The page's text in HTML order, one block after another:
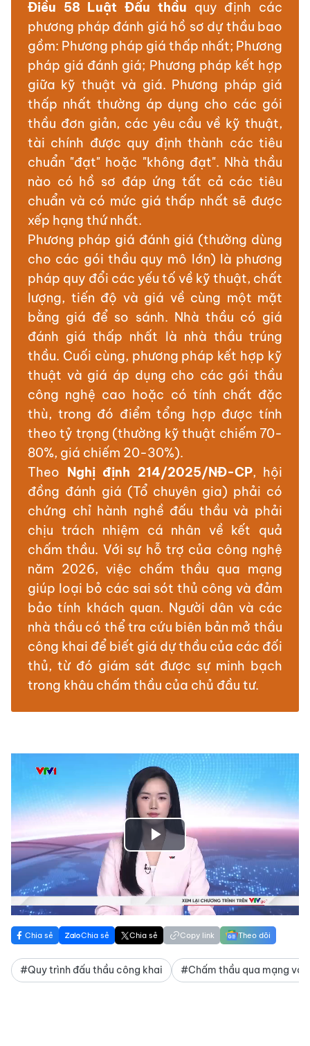
Điều 58 Luật Đấu thầu quy định các
phương pháp đánh giá hồ sơ dự thầu bao
gồm: Phương pháp giá thấp nhất; Phương
pháp giá đánh giá; Phương pháp kết hợp
giữa kỹ thuật và giá. Phương pháp giá
thấp nhất thường áp dụng cho các gói
thầu đơn giản, các yêu cầu về kỹ thuật,
tài chính được quy định thành các tiêu
chuẩn "đạt" hoặc "không đạt". Nhà thầu
nào có hồ sơ đáp ứng tất cả các tiêu
chuẩn và có mức giá thấp nhất sẽ được
xếp hạng thứ nhất.
Phương pháp giá đánh giá (thường dùng
cho các gói thầu quy mô lớn) là phương
pháp quy đổi các yếu tố về kỹ thuật, chất
lượng, tiến độ và giá về cùng một mặt
bằng giá để so sánh. Nhà thầu có giá
đánh giá thấp nhất là nhà thầu trúng
thầu. Cuối cùng, phương pháp kết hợp kỹ
thuật và giá áp dụng cho các gói thầu
công nghệ cao hoặc có tính chất đặc
thù, trong đó điểm tổng hợp được tính
theo tỷ trọng (thường kỹ thuật chiếm 70-
80%, giá chiếm 20-30%).
Theo Nghị định 214/2025/NĐ-CP, hội
đồng đánh giá (Tổ chuyên gia) phải có
chứng chỉ hành nghề đấu thầu và phải
chịu trách nhiệm cá nhân về kết quả
chấm thầu. Với sự hỗ trợ của công nghệ
năm 2026, việc chấm thầu qua mạng
giúp loại bỏ các sai sót thủ công và đảm
bảo tính khách quan. Người dân và các
nhà thầu có thể tra cứu biên bản mở thầu
công khai để biết giá dự thầu của các đối
thủ, từ đó giám sát được sự minh bạch
trong khâu chấm thầu của chủ đầu tư.
Play
Video
Chia sẻ Chia sẻ Chia sẻ Copy link Theo dõi
#Quy trình đấu thầu công khai #Chấm thầu qua mạng và